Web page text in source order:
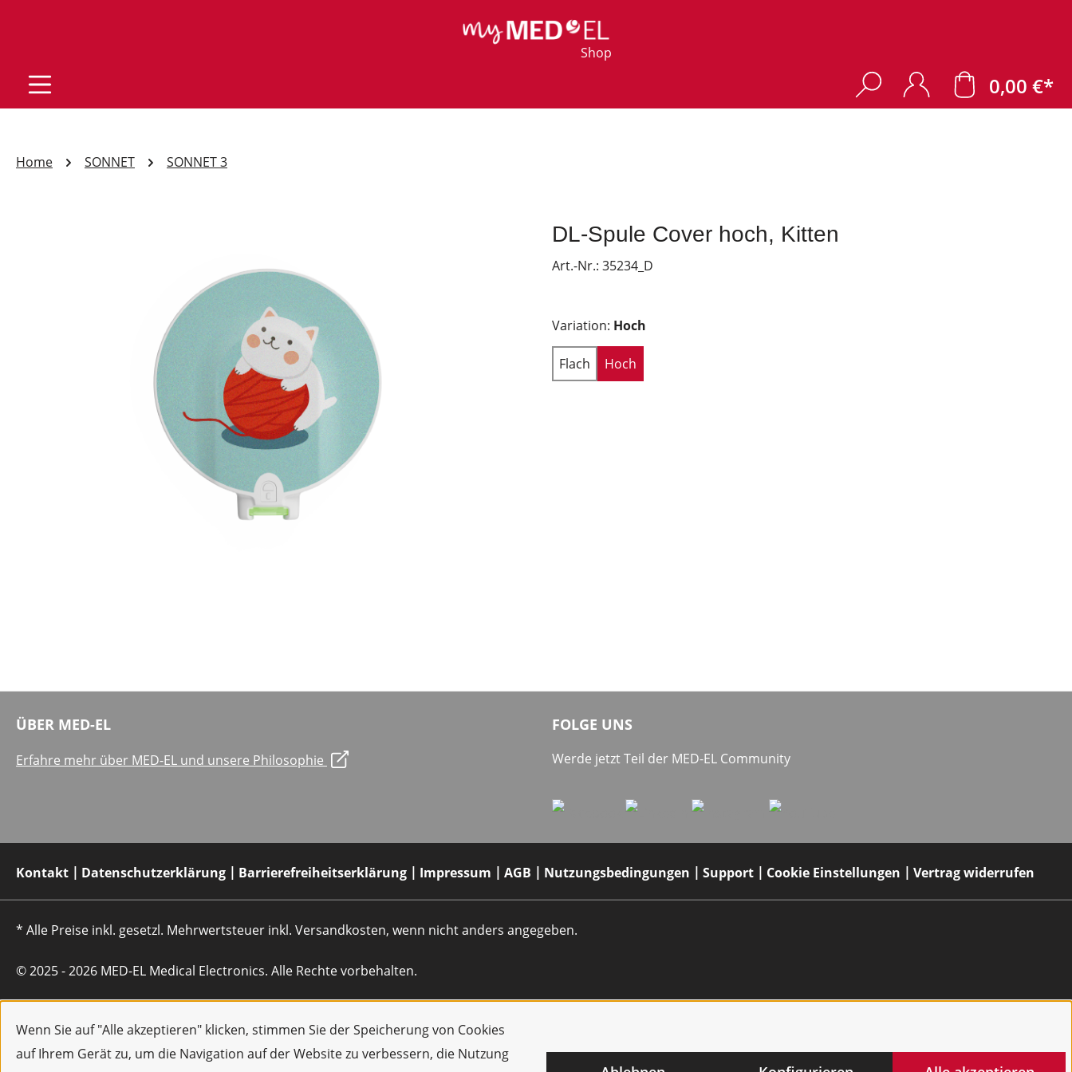
Wenn Sie auf "Alle akzeptieren" klicken, stimmen Sie der Speicherung von Cookies
auf Ihrem Gerät zu, um die Navigation auf der Website zu verbessern, die Nutzung
Shop
0,00 €*
Home SONNET SONNET 3
DL-Spule Cover hoch, Kitten
Art.-Nr.: 35234_D
Variation: Hoch
Flach Hoch
ÜBER MED-EL
Erfahre mehr über MED-EL und unsere Philosophie
FOLGE UNS
Werde jetzt Teil der MED-EL Community
Kontakt Datenschutzerklärung Barrierefreiheitserklärung Impressum AGB Nutzungsbedingungen Support Cookie Einstellungen Vertrag widerrufen
* Alle Preise inkl. gesetzl. Mehrwertsteuer inkl. Versandkosten, wenn nicht anders angegeben.
© 2025 - 2026 MED-EL Medical Electronics. Alle Rechte vorbehalten.